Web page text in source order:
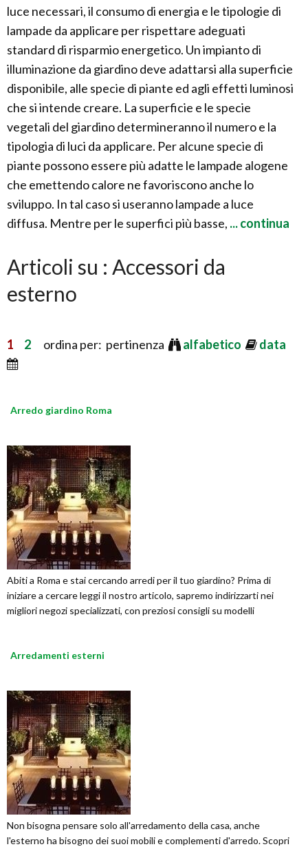
luce necessari, il consumo di energia e le tipologie di
lampade da applicare per rispettare adeguati
standard di risparmio energetico. Un impianto di
illuminazione da giardino deve adattarsi alla superficie
disponibile, alle specie di piante ed agli effetti luminosi
che si intende creare. La superficie e le specie
vegetali del giardino determineranno il numero e la
tipologia di luci da applicare. Per alcune specie di
piante possono essere più adatte le lampade alogene
che emettendo calore ne favoriscono anche lo
sviluppo. In tal caso si useranno lampade a luce
diffusa. Mentre per le superfici più basse, ... continua
Articoli su : Accessori da
esterno
1 2 ordina per: pertinenza alfabetico data
Arredo giardino Roma
Abiti a Roma e stai cercando arredi per il tuo giardino? Prima di
iniziare a cercare leggi il nostro articolo, sapremo indirizzarti nei
migliori negozi specializzati, con preziosi consigli su modelli
Arredamenti esterni
Non bisogna pensare solo all'arredamento della casa, anche
l'esterno ha bisogno dei suoi mobili e complementi d'arredo. Scopri